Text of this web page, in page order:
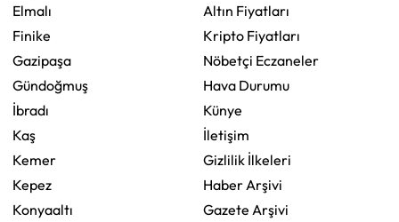
Elmalı
Finike
Gazipaşa
Gündoğmuş
İbradı
Kaş
Kemer
Kepez
Konyaaltı
Altın Fiyatları
Kripto Fiyatları
Nöbetçi Eczaneler
Hava Durumu
Künye
İletişim
Gizlilik İlkeleri
Haber Arşivi
Gazete Arşivi